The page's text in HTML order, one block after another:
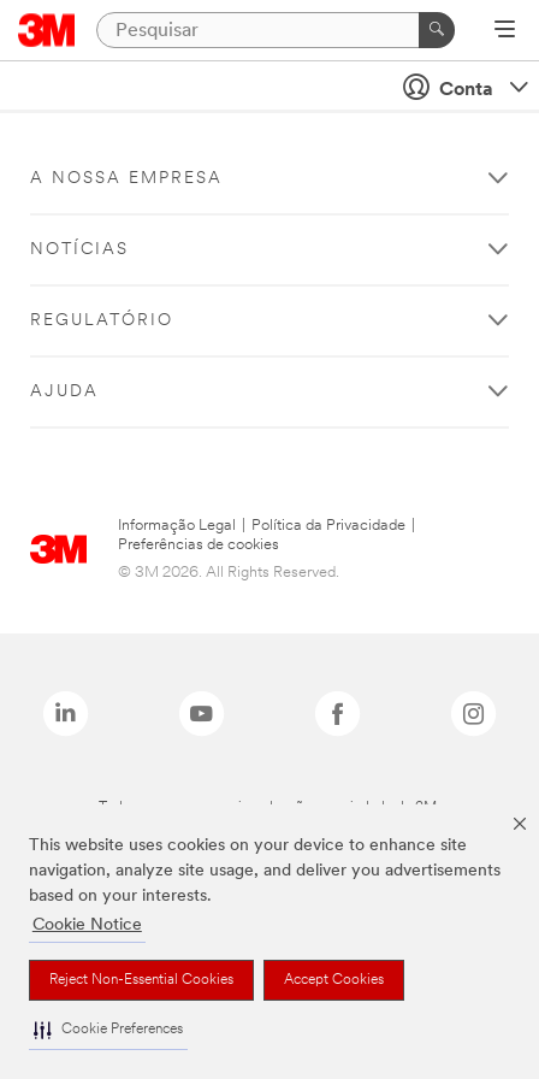
This website uses cookies on your device to enhance site
navigation, analyze site usage, and deliver you advertisements
based on your interests.
Cookie Notice
Reject Non-Essential Cookies Accept Cookies
Cookie Preferences
Conta
A NOSSA EMPRESA
NOTÍCIAS
REGULATÓRIO
AJUDA
Informação Legal Política da Privacidade
Preferências de cookies
© 3M 2026. All Rights Reserved.
Todas as marcas mencionadas são propriedade da 3M.